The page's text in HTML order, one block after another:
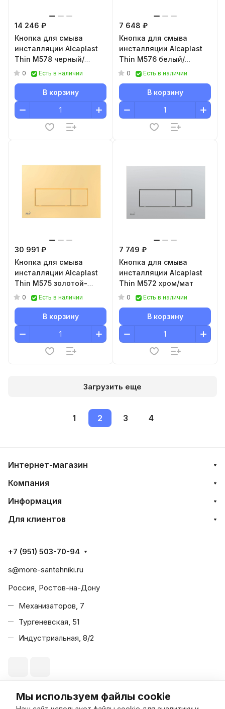
Мы используем файлы cookie
14 246 ₽
Кнопка для смыва
инсталляции Alcaplast
Thin M578 черный/
матовый
0 Есть в наличии
В корзину
7 648 ₽
Кнопка для смыва
инсталляции Alcaplast
Thin M576 белый/
матовый
0 Есть в наличии
В корзину
30 991 ₽
Кнопка для смыва
инсталляции Alcaplast
Thin M575 золотой-
глянец
0 Есть в наличии
В корзину
7 749 ₽
Кнопка для смыва
инсталляции Alcaplast
Thin M572 xром/мат
0 Есть в наличии
В корзину
Загрузить еще
1 2 3 4
Интернет-магазин
Компания
Информация
Для клиентов
+7 (951) 503-70-94
s@more-santehniki.ru
Россия, Ростов-на-Дону
Механизаторов, 7
Тургеневская, 51
Индустриальная, 8/2
© 2026 Море Сантехники